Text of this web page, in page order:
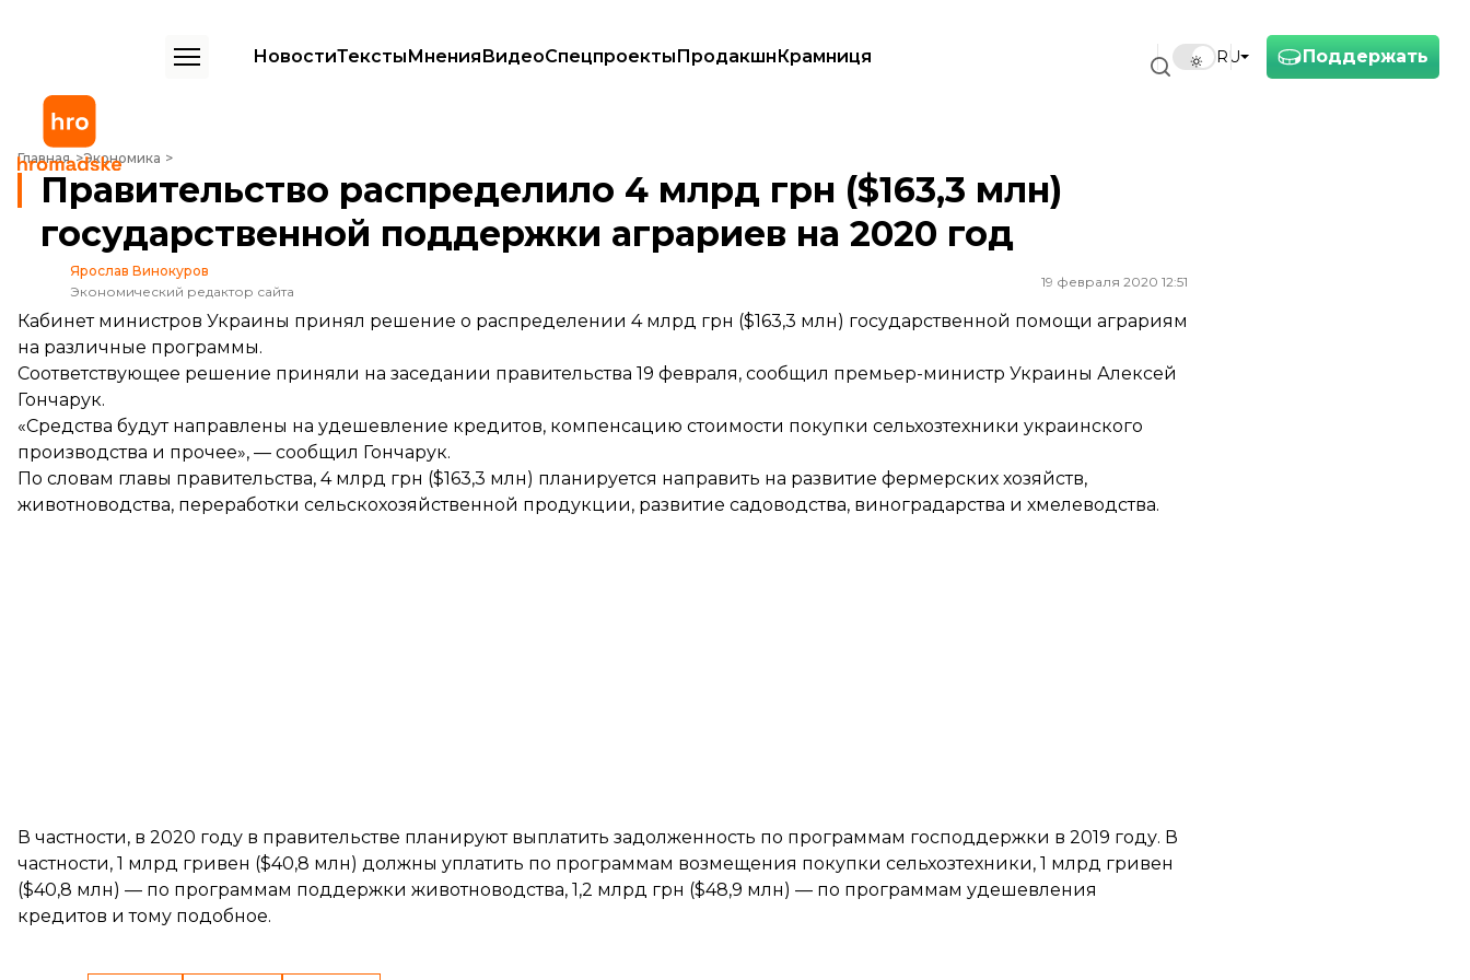
Поддержать
RU
НовостиТекстыМненияВидеоСпецпроектыПродакшнКрамниця
Главная Экономика
Правительство распределило 4 млрд грн ($163,3 млн) государственной поддержки аграриев на 2020 год
Правительство распределило 4 млрд грн ($163,3 млн)
государственной поддержки аграриев на 2020 год
Ярослав Винокуров
Экономический редактор сайта
19 февраля 2020 12:51
Кабинет министров Украины принял решение о распределении 4 млрд грн ($163,3 млн) государственной помощи аграриям
на различные программы.
Соответствующее решение приняли на заседании правительства 19 февраля, сообщил премьер-министр Украины Алексей
Гончарук.
«Средства будут направлены на удешевление кредитов, компенсацию стоимости покупки сельхозтехники украинского
производства и прочее», — сообщил Гончарук.
По словам главы правительства, 4 млрд грн ($163,3 млн) планируется направить на развитие фермерских хозяйств,
животноводства, переработки сельскохозяйственной продукции, развитие садоводства, виноградарства и хмелеводства.
В частности, в 2020 году в правительстве планируют выплатить задолженность по программам господдержки в 2019 году. В
частности, 1 млрд гривен ($40,8 млн) должны уплатить по программам возмещения покупки сельхозтехники, 1 млрд гривен
($40,8 млн) — по программам поддержки животноводства, 1,2 млрд грн ($48,9 млн) — по программам удешевления
кредитов и тому подобное.